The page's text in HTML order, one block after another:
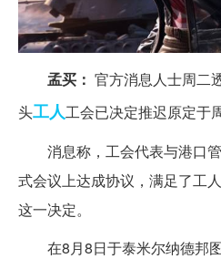
孟买： 官方消息人士周二
头工人工会已决定推迟原定于
消息称，工会代表与港口管
式会议上达成协议，满足了工
这一决定。
在8月8日于泰米尔纳德邦